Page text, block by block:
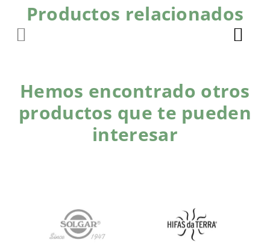
Productos relacionados
Hemos encontrado otros
productos que te pueden
interesar